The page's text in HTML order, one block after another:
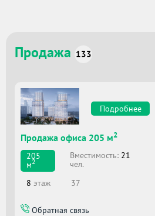
Продажа 133
Подробнее
Продажа офиса 205 м2
205
м2
Вместимоcть: 21
чел.
8 этаж 37
Обратная связь